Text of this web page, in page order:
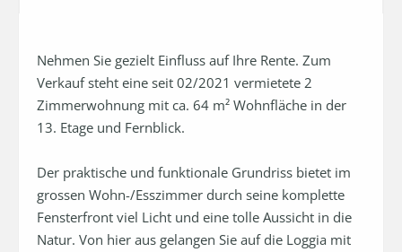
Nehmen Sie gezielt Einfluss auf Ihre Rente. Zum
Verkauf steht eine seit 02/2021 vermietete 2
Zimmerwohnung mit ca. 64 m² Wohnfläche in der
13. Etage und Fernblick.
Der praktische und funktionale Grundriss bietet im
grossen Wohn-/Esszimmer durch seine komplette
Fensterfront viel Licht und eine tolle Aussicht in die
Natur. Von hier aus gelangen Sie auf die Loggia mit